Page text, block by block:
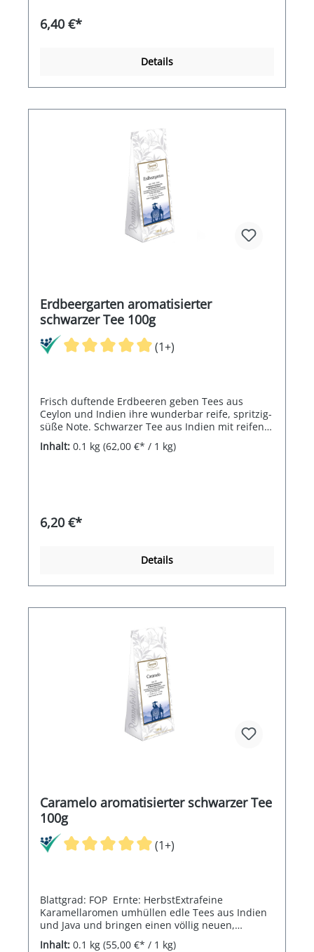
6,40 €*
Details
Erdbeergarten aromatisierter
schwarzer Tee 100g
(1+)
Frisch duftende Erdbeeren geben Tees aus
Ceylon und Indien ihre wunderbar reife, spritzig-
süße Note. Schwarzer Tee aus Indien mit reifen
Erdbeeren ergeben einen intensiven Geschmack
Inhalt: 0.1 kg (62,00 €* / 1 kg)
6,20 €*
Details
Caramelo aromatisierter schwarzer Tee
100g
(1+)
Blattgrad: FOP Ernte: HerbstExtrafeine
Karamellaromen umhüllen edle Tees aus Indien
und Java und bringen einen völlig neuen,
eigenständigen, zart-süßen Flavour hervor.
Inhalt: 0.1 kg (55,00 €* / 1 kg)